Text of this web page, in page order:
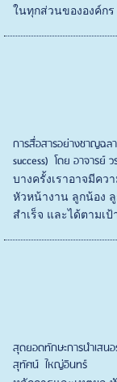
ในทุกส่วนขององค์กร
การสื่อสารอย่างชาญฉล
success) โดย อาจาร
บางครั้งเราอาจมีคว
หัวหน้างาน ลูกน้อง
สำเร็จ และได้ตามเ
สุดยอดทักษะการนำเสน
สุทัศน์ ใหญ่อินทร์